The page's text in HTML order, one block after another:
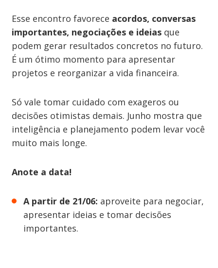
Esse encontro favorece acordos, conversas
importantes, negociações e ideias que
podem gerar resultados concretos no futuro.
É um ótimo momento para apresentar
projetos e reorganizar a vida financeira.
Só vale tomar cuidado com exageros ou
decisões otimistas demais. Junho mostra que
inteligência e planejamento podem levar você
muito mais longe.
Anote a data!
A partir de 21/06: aproveite para negociar,
apresentar ideias e tomar decisões
importantes.